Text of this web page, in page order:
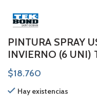
PINTURA SPRAY
INVIERNO (6 UNI)
$18.760
Hay existencias